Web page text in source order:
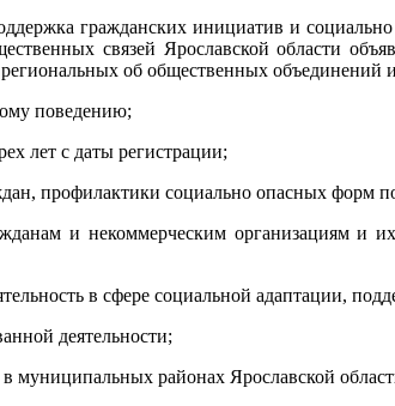
гражданских инициатив и
связей Ярославской области
об общественных
поведению;
лет с даты регистрации;
профилактики социально опасных форм
и некоммерческим организациям и
в сфере социальной адаптации,
деятельности;
районах Ярославской